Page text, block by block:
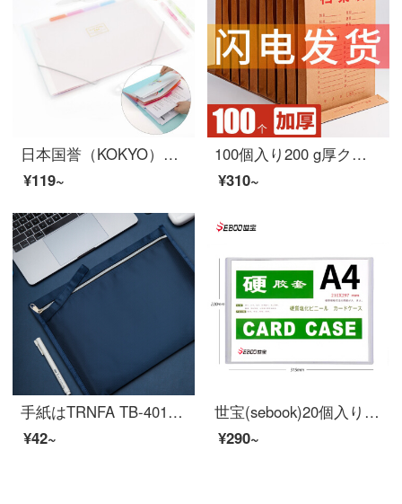
日本国誉（KOKYO）淡彩クッキー学生薄手のコンパクトオルガンバッグファイル収納袋A 46階7袋透明WSG-DFC 70 T
¥119~
100個入り200 g厚クラフト紙ファイル袋a 4枚入り公文書の入札書類袋オーフ用品
¥310~
手紙はTRNFA TB-401を出します。A 4オックスフォードの布袋の書類袋を包装します。手提げ袋ジッパーの資料が厚いです。
¥42~
世宝(sebook)20個入りの透明ハードケースA 4ファイルセットA 3営業許可書A 5写真ハードファイルケースA 4サイズ(20個入り)
¥290~